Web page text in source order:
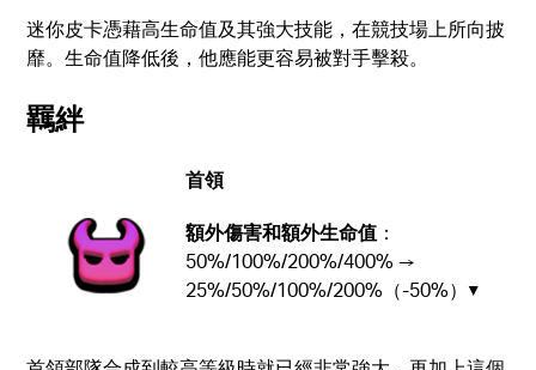
迷你皮卡憑藉高生命值及其強大技能，在競技場上所向披
靡。生命值降低後，他應能更容易被對手擊殺。
羈絆
首領
額外傷害和額外生命值 ：
50%/100%/200%/400% →
25%/50%/100%/200%（-50%）▼